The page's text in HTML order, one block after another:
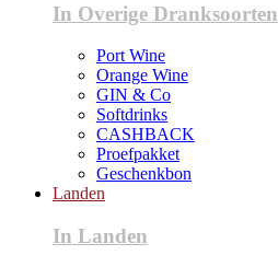
In Overige Dranksoorten
Port Wine
Orange Wine
GIN & Co
Softdrinks
CASHBACK
Proefpakket
Geschenkbon
Landen
In Landen